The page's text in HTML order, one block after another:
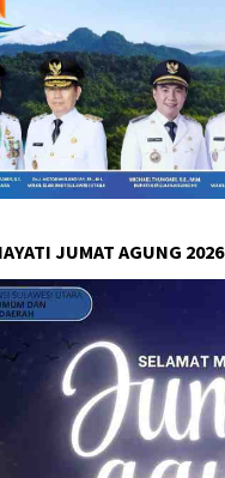
JUMAT AGUNG 2026